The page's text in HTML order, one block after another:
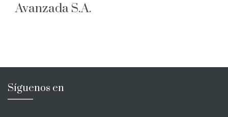
Avanzada S.A.
Síguenos en